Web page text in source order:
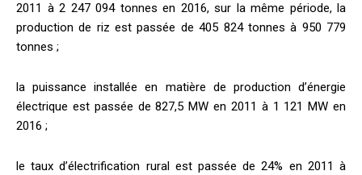
2011 à 2 247 094 tonnes en 2016, sur la même période, la
production de riz est passée de 405 824 tonnes à 950 779
tonnes ;
la puissance installée en matière de production d’énergie
électrique est passée de 827,5 MW en 2011 à 1 121 MW en
2016 ;
le taux d’électrification rural est passée de 24% en 2011 à